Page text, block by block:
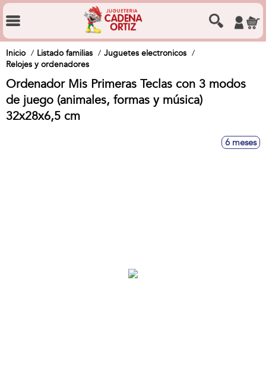
Inicio Listado familias
Juguetes electronicos
Relojes y ordenadores
Ordenador Mis Primeras Teclas con 3 modos
de juego (animales, formas y música)
32x28x6,5 cm
6 meses